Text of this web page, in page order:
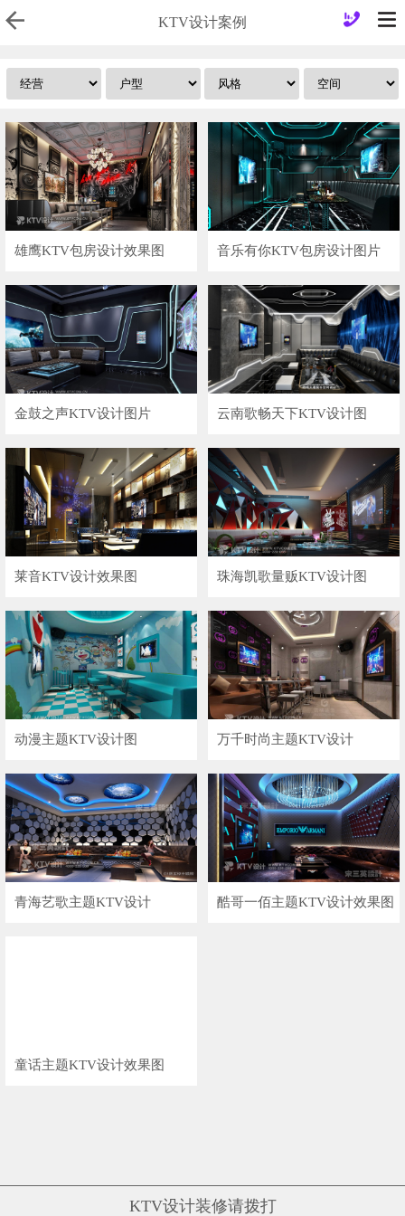
KTV设计案例
雄鹰KTV包房设计效果图 音乐有你KTV包房设计图片
金鼓之声KTV设计图片 云南歌畅天下KTV设计图
莱音KTV设计效果图 珠海凯歌量贩KTV设计图
动漫主题KTV设计图 万千时尚主题KTV设计
青海艺歌主题KTV设计 酷哥一佰主题KTV设计效果图
童话主题KTV设计效果图
KTV设计装修请拨打